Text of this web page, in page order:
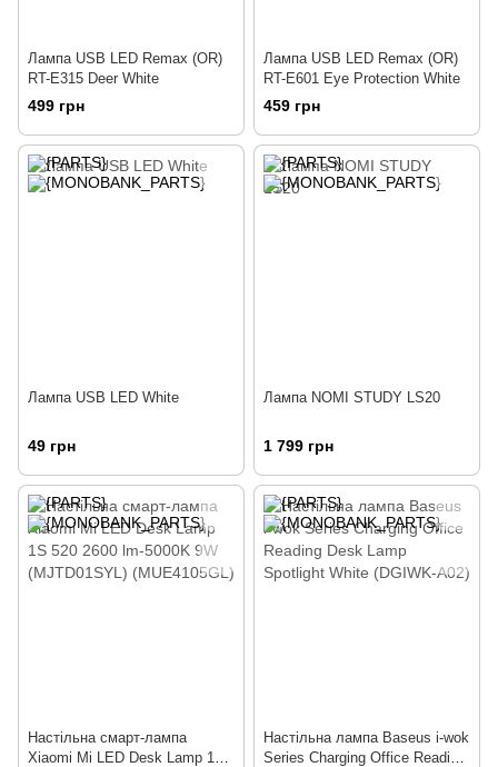
Лампа USB LED Remax (OR)
RT-E315 Deer White
499 грн
Лампа USB LED Remax (OR)
RT-E601 Eye Protection White
459 грн
Лампа USB LED White
49 грн
Лампа NOMI STUDY LS20
1 799 грн
Настільна смарт-лампа
Xiaomi Mi LED Desk Lamp 1S
Настільна лампа Baseus i-wok
Series Charging Office Reading